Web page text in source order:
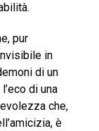
pur
in
di un
di una
che,
è